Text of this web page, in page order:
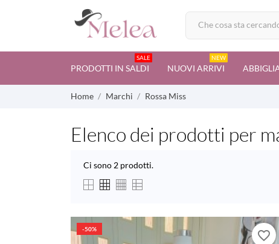
PRODOTTI IN SALDI
SALE
NUOVI ARRIVI
NEW
Home Marchi Rossa Miss
Elenco dei prodotti per
Ci sono 2 prodotti.
-50% favorite_border